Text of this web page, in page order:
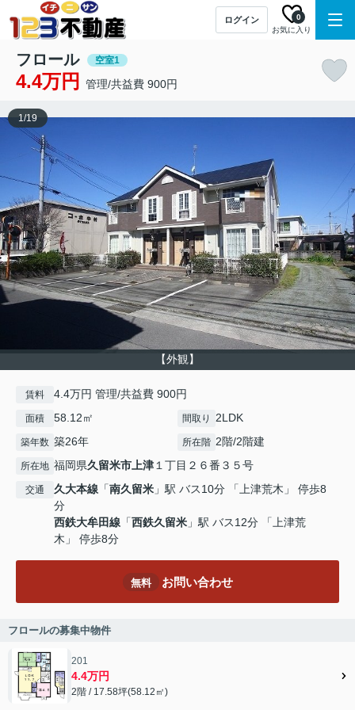
ログイン
お気に入り
0
フロール 空室1
4.4万円 管理/共益費 900円
【外観】
1/19
賃料 4.4万円 管理/共益費 900円
面積 58.12㎡ 間取り 2LDK
築年数 築26年 所在階 2階/2階建
所在地 福岡県久留米市上津１丁目２６番３５号
交通 久大本線 「南久留米 」駅 バス10分 「上津荒木」 停歩8
分
西鉄大牟田線 「西鉄久留米 」駅 バス12分 「上津荒
木」 停歩8分
無料 お問い合わせ
フロールの募集中物件
201
4.4万円
2階 / 17.58坪(58.12㎡)